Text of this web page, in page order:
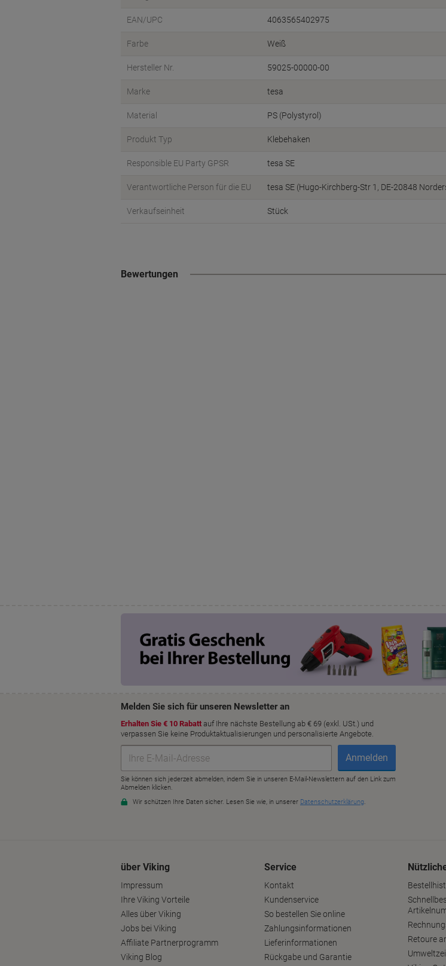
EAN/UPC 4063565402975
Farbe Weiß
Hersteller Nr. 59025-00000-00
Marke tesa
Material PS (Polystyrol)
Produkt Typ Klebehaken
Responsible EU Party GPSR tesa SE
Verantwortliche Person für die EU tesa SE (Hugo-Kirchberg-Str 1, DE-20848
Verkaufseinheit Stück
Bewertungen
über Viking
Impressum
Ihre Viking Vorteile
Alles über Viking
Jobs bei Viking
Affiliate Partnerprogramm
Viking Blog
Service
Kontakt
Kundenservice
So bestellen Sie online
Zahlungsinformationen
Lieferinformationen
Rückgabe und Garantie
Retoure